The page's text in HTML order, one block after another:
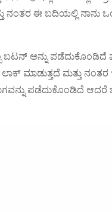
ಈ ಬದಿಯಲ್ಲಿ ನಾನು
ಬಟನ್ ಅನ್ನು ಪಡೆದುಕೊಂಡಿದೆ
ಮಾಡುತ್ತದೆ ಮತ್ತು
ಪಡೆದುಕೊಂಡಿದೆ ಆದರೆ